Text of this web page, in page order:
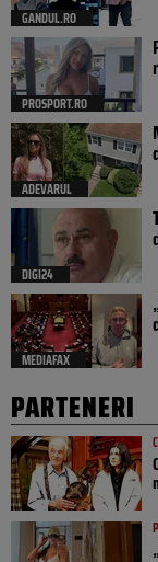
GANDUL.RO
PROSPORT.RO
ADEVARUL
DIGI24
MEDIAFAX
PARTENERI